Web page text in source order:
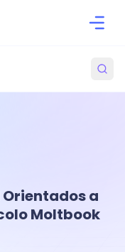
Orientados a
Moltbook